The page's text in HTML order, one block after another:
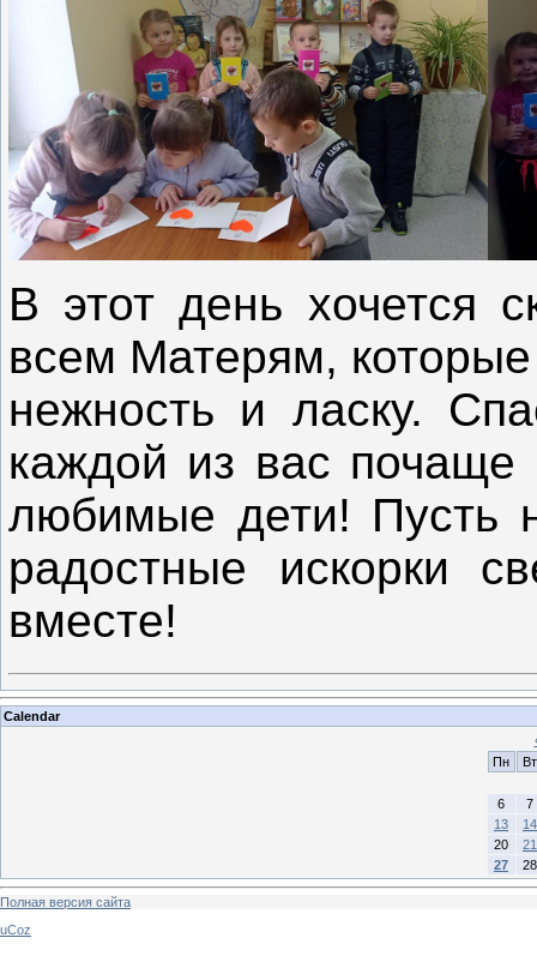
В этот день хочется
всем Матерям,
нежность и ласку.
каждой из вас почаще
любимые дети! Пусть
радостные искорки
вместе!
Calendar
Пн
Вт
6
7
13
14
20
21
27
28
Полная версия сайта
uCoz